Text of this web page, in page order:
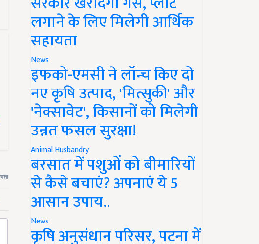
लगाने के लिए मिलेगी आर्थिक
सहायता
News
इफको-एमसी ने लॉन्च किए दो
नए कृषि उत्पाद, 'मित्सुकी' और
'नेक्सावेट', किसानों को मिलेगी
उन्नत फसल सुरक्षा!
Animal Husbandry
बरसात में पशुओं को बीमारियों
से कैसे बचाएं? अपनाएं ये 5
आसान उपाय..
News
कृषि अनुसंधान परिसर, पटना में